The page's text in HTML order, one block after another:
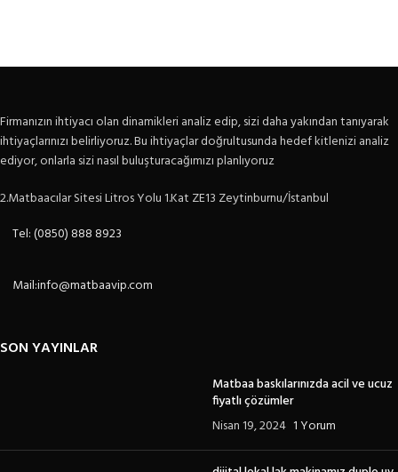
Firmanızın ihtiyacı olan dinamikleri analiz edip, sizi daha yakından tanıyarak
ihtiyaçlarınızı belirliyoruz. Bu ihtiyaçlar doğrultusunda hedef kitlenizi analiz
ediyor, onlarla sizi nasıl buluşturacağımızı planlıyoruz
2.Matbaacılar Sitesi Litros Yolu 1.Kat ZE13 Zeytinburnu/İstanbul
Tel: (0850) 888 8923
Mail:info@matbaavip.com
SON YAYINLAR
Matbaa baskılarınızda acil ve ucuz
fiyatlı çözümler
Nisan 19, 2024 1 Yorum